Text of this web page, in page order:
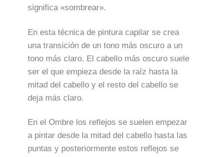
significa «sombrear».
En esta técnica de pintura capilar se crea
una transición de un tono más oscuro a un
tono más claro. El cabello más oscuro suele
ser el que empieza desde la raíz hasta la
mitad del cabello y el resto del cabello se
deja más claro.
En el Ombre los reflejos se suelen empezar
a pintar desde la mitad del cabello hasta las
puntas y posteriormente estos reflejos se